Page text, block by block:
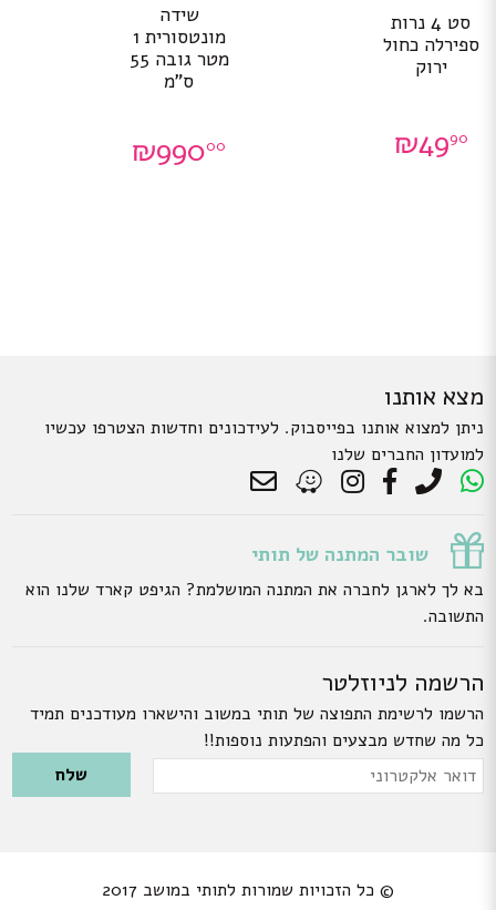
סט 4 נרות
ספירלה כחול
ירוק
₪4990
שידה
מונטסורית 1
מטר גובה 55
ס”מ
₪99000
מצא אותנו
ניתן למצוא אותנו בפייסבוק. לעידכונים וחדשות הצטרפו עכשיו
למועדון החברים שלנו
שובר המתנה של תותי
בא לך לארגן לחברה את המתנה המושלמת? הגיפט קארד שלנו הוא
התשובה.
הרשמה לניוזלטר
הרשמו לרשימת התפוצה של תותי במשוב והישארו מעודכנים תמיד
כל מה שחדש מבצעים והפתעות נוספות!!
Please leave this field empty.
דואר
© כל הזכויות שמורות לתותי במושב 2017